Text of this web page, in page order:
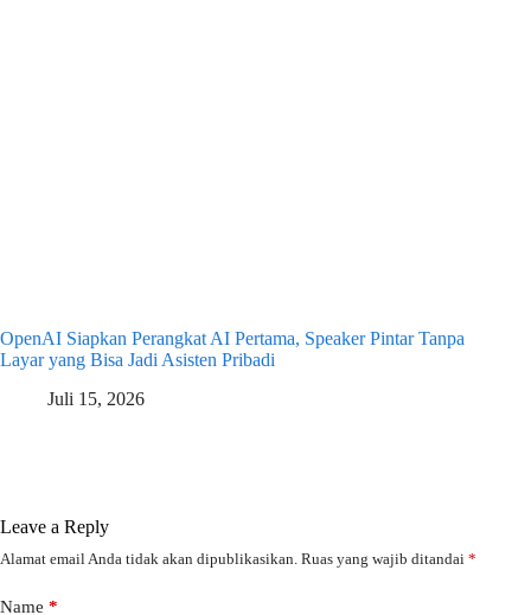
OpenAI Siapkan Perangkat AI Pertama, Speaker Pintar Tanpa
Layar yang Bisa Jadi Asisten Pribadi
Juli 15, 2026
Leave a Reply
Alamat email Anda tidak akan dipublikasikan. Ruas yang wajib ditandai *
Name *